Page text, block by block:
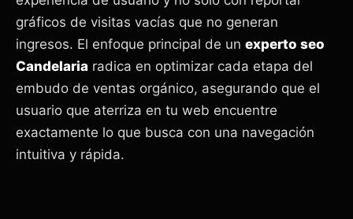
gráficos de visitas vacías que no generan
ingresos. El enfoque principal de un experto seo
Candelaria radica en optimizar cada etapa del
embudo de ventas orgánico, asegurando que el
usuario que aterriza en tu web encuentre
exactamente lo que busca con una navegación
intuitiva y rápida.